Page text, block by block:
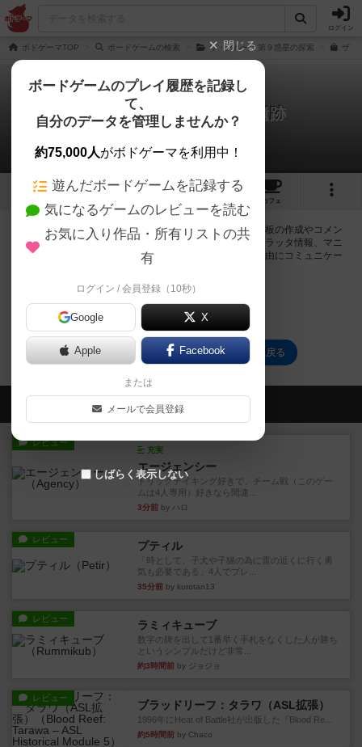
ログイン
ボドゲーマTOP ボードゲームの検索 ザ・クルー：第９惑星の探索 ザ・
ザ・クルー：深海に眠る遺跡
0件の掲示板
4 11
カフェ
ログインするとザ・クルー：深海に眠る遺跡に関する掲示板の作成やコメン
トの書き込みが出来るようになります。ルールの疑問やエラッタ情報、マニ
ュアルでは判断し辛い曖昧な表記等について会員同士で自由にコミュニケー
ログイン/無料会員登録
ザ・クルー：深海に眠る遺跡のトップに戻る
会員の新しい投稿
レビュー
充実
エージェンシー
トリックテイキング好きで、チーム戦（このゲー
ムは4人専用）好きなら間違...
3分前 by ハロ
レビュー プティル
「時として、子犬や子猫の為に雷の近くに行く勇
気も必要である」4人でプレ...
35分前 by kurotan13
レビュー ラミィキューブ
数字の牌を出して1番早く手札をなくした人が勝ち
というシンプルだけど非常...
約3時間前 by ジョジョ
レビュー
ブラッドリーフ：タラワ（ASL拡張）
1996年にHeat of Battle社が出版した『Blood Re...
約5時間前 by Chaco
閉じる
ボードゲームのプレイ履歴を記録し
て、
自分のデータを管理しませんか？
約75,000人がボドゲーマを利用中！
遊んだボードゲームを記録する
気になるゲームのレビューを読む
お気に入り作品・所有リストの共
有
ログイン / 会員登録（10秒）
Google X
Apple Facebook
または
メールで会員登録
しばらく表示しない